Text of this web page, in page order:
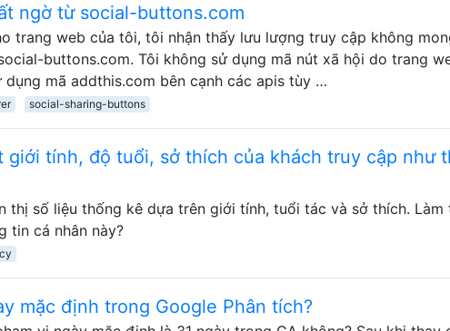
ngờ từ social-buttons.com
trang web của tôi, tôi nhận thấy lưu lượng truy cập không
buttons.com. Tôi không sử dụng mã nút xã hội do trang
mã addthis.com bên cạnh các apis tùy …
social-sharing-buttons
giới tính, độ tuổi, sở thích của khách truy cập như
thị số liệu thống kê dựa trên giới tính, tuổi tác và sở thích. Làm
tin cá nhân này?
mặc định trong Google Phân tích?